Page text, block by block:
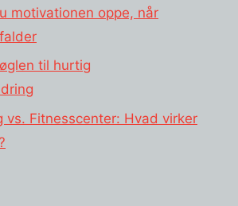
motivationen oppe, når
til hurtig
Fitnesscenter: Hvad virker